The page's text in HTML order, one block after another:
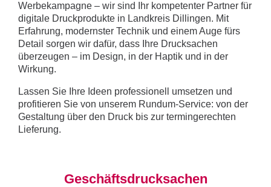
Werbekampagne – wir sind Ihr kompetenter Partner für
digitale Druckprodukte in Landkreis Dillingen. Mit
Erfahrung, modernster Technik und einem Auge fürs
Detail sorgen wir dafür, dass Ihre Drucksachen
überzeugen – im Design, in der Haptik und in der
Wirkung.
Lassen Sie Ihre Ideen professionell umsetzen und
profitieren Sie von unserem Rundum-Service: von der
Gestaltung über den Druck bis zur termingerechten
Lieferung.
Geschäftsdrucksachen